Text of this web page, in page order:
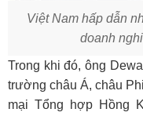
Việt Nam hấp dẫn
doanh
Trong khi đó, ông
trường châu Á, châu
mại Tổng hợp Hồng